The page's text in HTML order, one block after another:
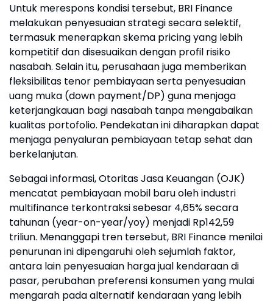
Untuk merespons kondisi tersebut, BRI Finance
melakukan penyesuaian strategi secara selektif,
termasuk menerapkan skema pricing yang lebih
kompetitif dan disesuaikan dengan profil risiko
nasabah. Selain itu, perusahaan juga memberikan
fleksibilitas tenor pembiayaan serta penyesuaian
uang muka (down payment/DP) guna menjaga
keterjangkauan bagi nasabah tanpa mengabaikan
kualitas portofolio. Pendekatan ini diharapkan dapat
menjaga penyaluran pembiayaan tetap sehat dan
berkelanjutan.
Sebagai informasi, Otoritas Jasa Keuangan (OJK)
mencatat pembiayaan mobil baru oleh industri
multifinance terkontraksi sebesar 4,65% secara
tahunan (year-on-year/yoy) menjadi Rp142,59
triliun. Menanggapi tren tersebut, BRI Finance menilai
penurunan ini dipengaruhi oleh sejumlah faktor,
antara lain penyesuaian harga jual kendaraan di
pasar, perubahan preferensi konsumen yang mulai
mengarah pada alternatif kendaraan yang lebih